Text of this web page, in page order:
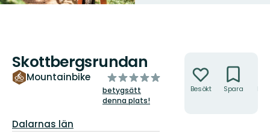
Skottbergsrundan
Mountainbike
av
5
stjärnor
betygsätt
denna plats!
Län:
Dalarnas län
Besökt Spara